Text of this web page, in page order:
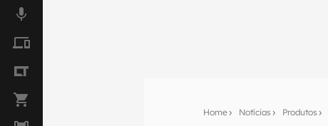
Home Notícias Produtos